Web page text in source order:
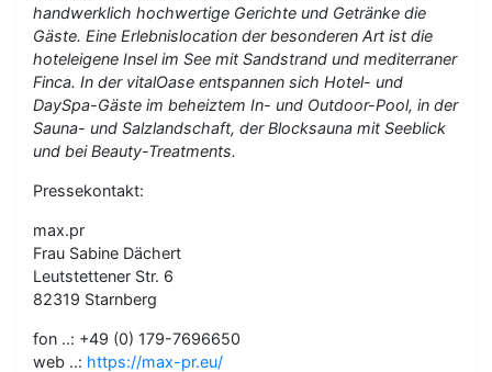
handwerklich hochwertige Gerichte und Getränke die
Gäste. Eine Erlebnislocation der besonderen Art ist die
hoteleigene Insel im See mit Sandstrand und mediterraner
Finca. In der vitalOase entspannen sich Hotel- und
DaySpa-Gäste im beheiztem In- und Outdoor-Pool, in der
Sauna- und Salzlandschaft, der Blocksauna mit Seeblick
und bei Beauty-Treatments.
Pressekontakt:
max.pr
Frau Sabine Dächert
Leutstettener Str. 6
82319 Starnberg
fon ..: +49 (0) 179-7696650
web ..: https://max-pr.eu/